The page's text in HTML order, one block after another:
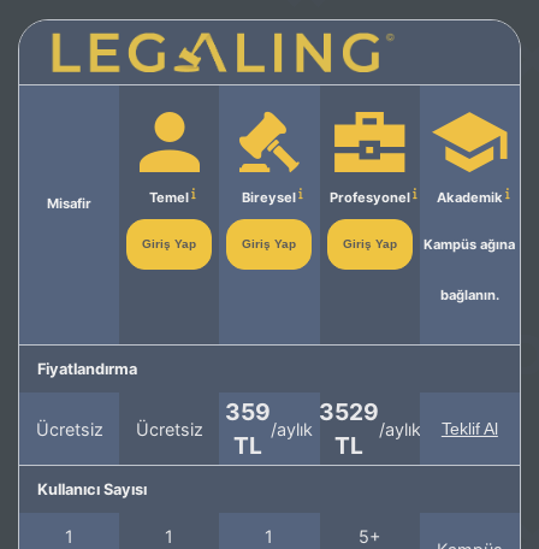
Misafir Temel
Giriş Yap
Bireysel
Giriş Yap
Profesyonel
Giriş Yap
Akademik
Kampüs ağına
bağlanın.
Fiyatlandırma
Ücretsiz Ücretsiz
359
TL
/aylık
3529
TL
/aylık Teklif Al
Kullanıcı Sayısı
1
1
1
5+